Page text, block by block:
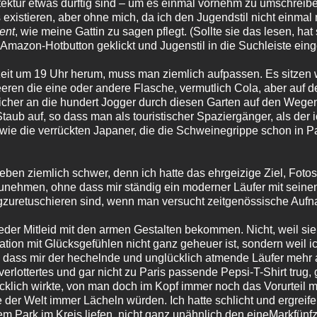
etwas dürftig sind – um es einmal vornehm zu
aber ohne mich, da ich den Jugendstil nicht einmal
, wie meine Gattin zu sagen pflegt. (Sollte sie das lesen,
Hotbutton geklickt und Jugenstil in die Suchleiste
um 19 Uhr herum, muss man ziemlich aufpassen. Es sitzen
die eine oder andere Flasche, vermutlich Cola, aber auf
an die hundert Jogger durch diesen Garten auf den
auf, so dass man als touristischer Spaziergänger, als der
die verrückten Japaner, die die Schweinegrippe schon in
ziemlich schwer, denn ich hatte das ehrgeizige Ziel,
ohne dass mir ständig ein moderner Läufer mit
sind, wenn man versucht zeitgenössische
Mitleid mit den armen Gestalten bekommen. Nicht, weil
mit Glücksgefühlen nicht ganz geheuer ist, sondern weil
mir der hechelnde und unglücklich atmende Läufer
und gar nicht zu Paris passende Pepsi-T-Shirt
wirkte, von man doch im Kopf immer noch das Vorurteil
Welt immer Lächeln würden. Ich hatte schlicht und
Park im Kreis liefen, nicht ganz unähnlich den